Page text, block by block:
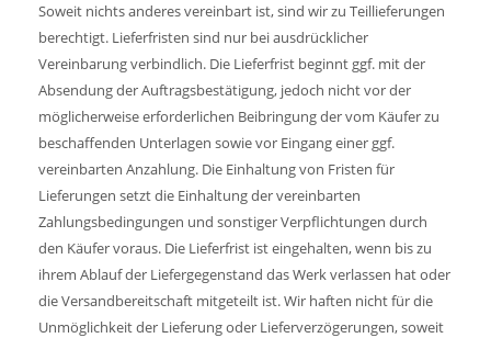
Soweit nichts anderes vereinbart ist, sind wir zu Teillieferungen
berechtigt. Lieferfristen sind nur bei ausdrücklicher
Vereinbarung verbindlich. Die Lieferfrist beginnt ggf. mit der
Absendung der Auftragsbestätigung, jedoch nicht vor der
möglicherweise erforderlichen Beibringung der vom Käufer zu
beschaffenden Unterlagen sowie vor Eingang einer ggf.
vereinbarten Anzahlung. Die Einhaltung von Fristen für
Lieferungen setzt die Einhaltung der vereinbarten
Zahlungsbedingungen und sonstiger Verpflichtungen durch
den Käufer voraus. Die Lieferfrist ist eingehalten, wenn bis zu
ihrem Ablauf der Liefergegenstand das Werk verlassen hat oder
die Versandbereitschaft mitgeteilt ist. Wir haften nicht für die
Unmöglichkeit der Lieferung oder Lieferverzögerungen, soweit